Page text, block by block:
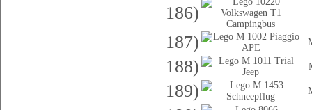
186)
187)
188)
189)